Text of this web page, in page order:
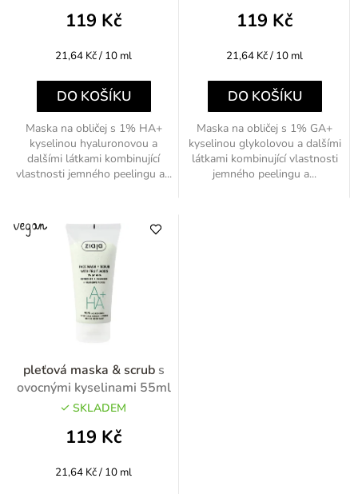
119 Kč
Měrná
21,64 Kč / 10 ml
DO KOŠÍKU
Maska na obličej s 1% HA+
kyselinou hyaluronovou a
dalšími látkami kombinující
vlastnosti jemného peelingu a...
119 Kč
Měrná
21,64 Kč / 10 ml
DO KOŠÍKU
Maska na obličej s 1% GA+
kyselinou glykolovou a dalšími
látkami kombinující vlastnosti
jemného peelingu a...
pleťová maska & scrub s
ovocnými kyselinami 55ml
SKLADEM
119 Kč
Měrná
21,64 Kč / 10 ml